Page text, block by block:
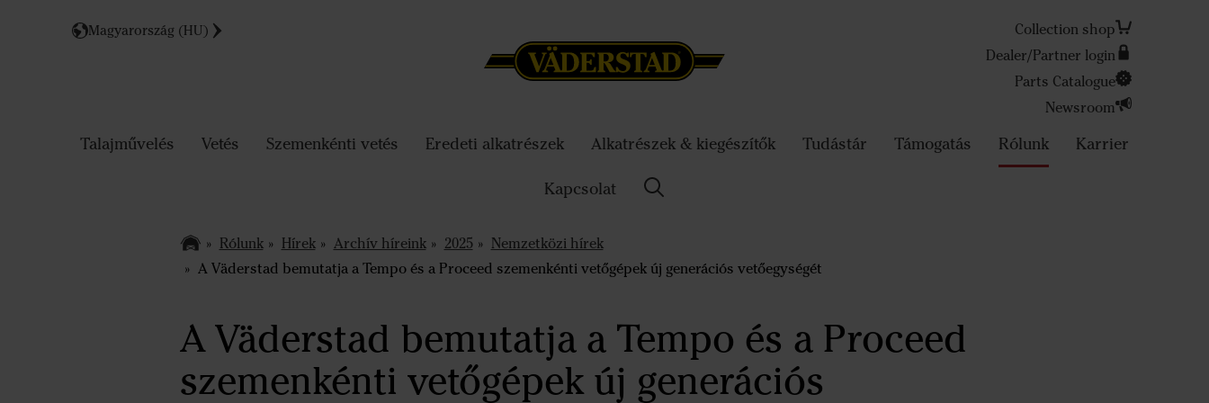
Magyarország (HU)
Collection shop
Dealer/Partner login
Parts Catalogue
Newsroom
Talajművelés Vetés Szemenkénti vetés Eredeti alkatrészek Alkatrészek & kiegészítők Tudástár Támogatás Rólunk Karrier
Kapcsolat
Rólunk Hírek Archív híreink 2025
Nemzetközi hírek
A Väderstad bemutatja a Tempo és a Proceed szemenkénti vetőgépek új generációs vetőegységét
A Väderstad bemutatja a Tempo és a Proceed
szemenkénti vetőgépek új generációs